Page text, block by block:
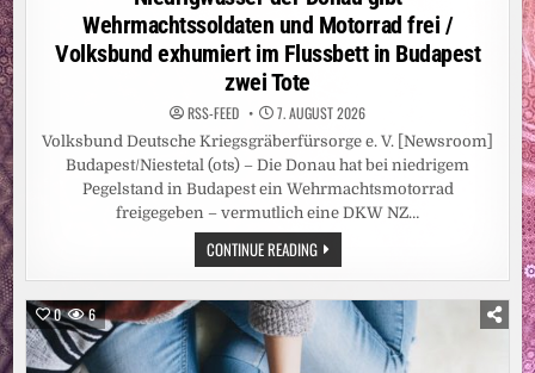
Wehrmachtssoldaten und Motorrad frei /
Volksbund exhumiert im Flussbett in Budapest
zwei Tote
RSS-FEED 7. AUGUST 2026
Volksbund Deutsche Kriegsgräberfürsorge e. V. [Newsroom]
Budapest/Niestetal (ots) – Die Donau hat bei niedrigem
Pegelstand in Budapest ein Wehrmachtsmotorrad
freigegeben – vermutlich eine DKW NZ…
CONTINUE READINGNIEDRIGWASSER
DER
DONAU
WEHRMACHTSSOLDATEN
MOTORRAD
FREI
0 6